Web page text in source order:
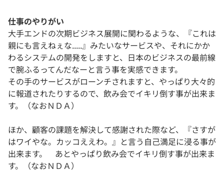
仕事のやりがい
大手エンドの次期ビジネス展開に関わるような、『これは
親にも言えねぇな.....』みたいなサービスや、それにかか
わるシステムの開発をしますと、日本のビジネスの最前線
で腕ふるってんだなーと言う事を実感できます。
その手のサービスがローンチされますと、やっぱり大々的
に報道されたりするので、飲み会でイキリ倒す事が出来ま
す。（なおＮＤＡ）
ほか、顧客の課題を解決して感謝された際など、『さすが
はワイやな。カッコええわ。』と言う自己満足に浸る事が
出来ます。 あとやっぱり飲み会でイキリ倒す事が出来ま
す。（なおＮＤＡ）